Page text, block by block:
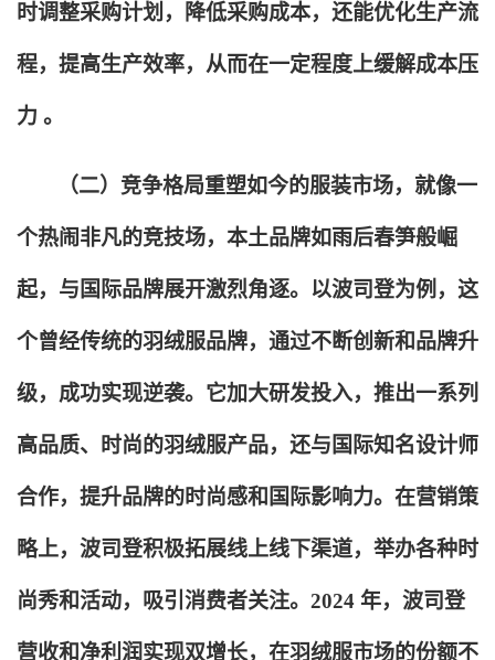
时调整采购计划，降低采购成本，还能优化生产流
程，提高生产效率，从而在一定程度上缓解成本压
力 。
（二）竞争格局重塑如今的服装市场，就像一
个热闹非凡的竞技场，本土品牌如雨后春笋般崛
起，与国际品牌展开激烈角逐。以波司登为例，这
个曾经传统的羽绒服品牌，通过不断创新和品牌升
级，成功实现逆袭。它加大研发投入，推出一系列
高品质、时尚的羽绒服产品，还与国际知名设计师
合作，提升品牌的时尚感和国际影响力。在营销策
略上，波司登积极拓展线上线下渠道，举办各种时
尚秀和活动，吸引消费者关注。2024 年，波司登
营收和净利润实现双增长，在羽绒服市场的份额不